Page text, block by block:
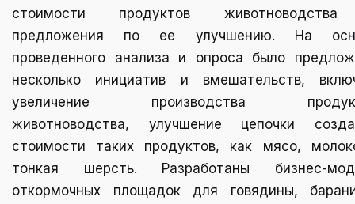
стоимости продуктов
предложения по ее улучшению. На
проведенного анализа и опроса было
несколько инициатив и вмешательств,
увеличение производства
животноводства, улучшение цепочки
стоимости таких продуктов, как мясо,
тонкая шерсть. Разработаны бизнес-
откормочных площадок для говядины,